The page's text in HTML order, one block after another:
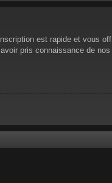
est rapide et vous
pris connaissance de